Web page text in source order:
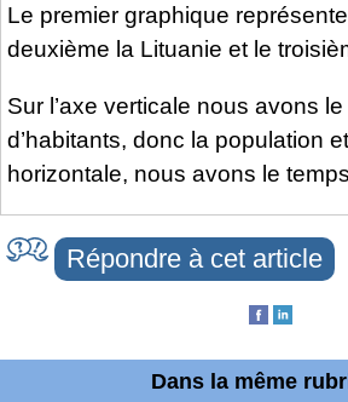
Le premier graphique
deuxième la Lituanie et le
Sur l’axe verticale nous avons
d’habitants, donc la population
horizontale, nous avons le
Répondre à cet article
Dans la même